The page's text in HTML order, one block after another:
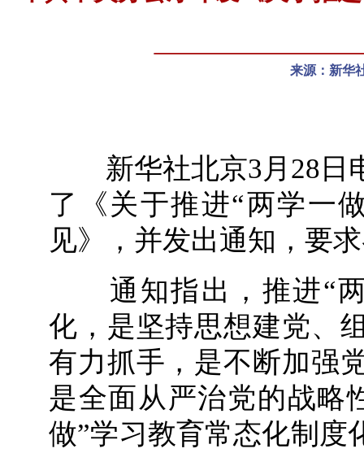
来源：新
新华社北京3月28日
了《关于推进“两学一
见》，并发出通知，要
通知指出，推进“两
化，是坚持思想建党、
有力抓手，是不断加强
是全面从严治党的战略
做”学习教育常态化制度